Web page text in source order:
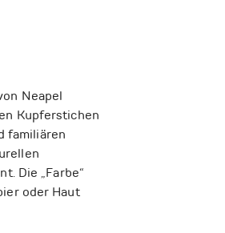
Neapel
Kupferstichen
familiären
Die „Farbe“
oder Haut